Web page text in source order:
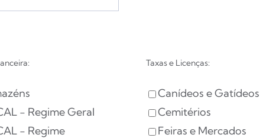
- Regime Geral
- Regime
Taxas e Licenças:
Canídeos e Gatídeos
Cemitérios
Feiras e Mercados